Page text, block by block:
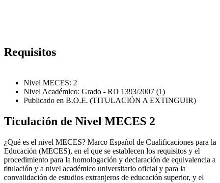
Requisitos
Nivel MECES: 2
Nivel Académico: Grado - RD 1393/2007 (1)
Publicado en B.O.E. (TITULACIÓN A EXTINGUIR)
Ticulación de Nivel MECES 2
¿Qué es el nivel MECES? Marco Español de Cualificaciones para la
Educación (MECES), en el que se establecen los requisitos y el
procedimiento para la homologación y declaración de equivalencia a
titulación y a nivel académico universitario oficial y para la
convalidación de estudios extranjeros de educación superior, y el